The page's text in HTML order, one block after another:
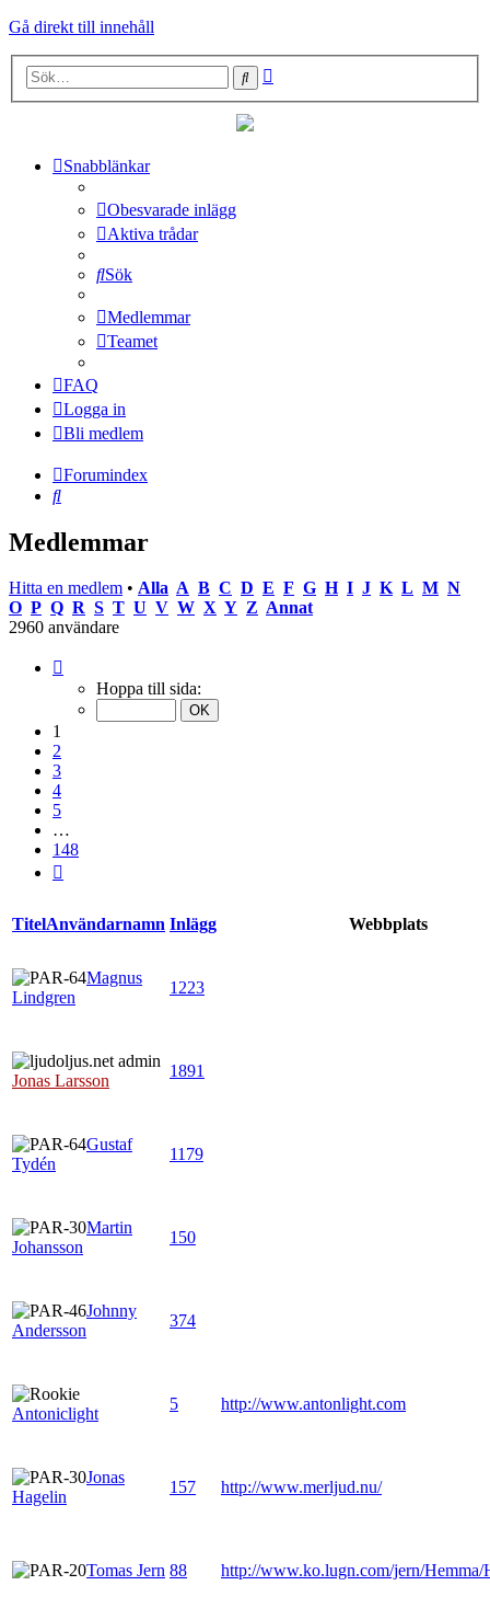
Gå direkt till innehåll
Sök
Snabblänkar
Obesvarade inlägg
Aktiva trådar
Sök
Medlemmar
Teamet
FAQ
Logga in
Bli medlem
Forumindex
Sök
Medlemmar
Hitta en medlem • Alla A B C D E F G H I J K L M N
O P Q R S T U V W X Y Z Annat
2960 användare
Hoppa till sida:
1
2
3
4
5
…
148
TitelAnvändarnamn Inlägg Webbplats
Magnus
Lindgren
1223
Jonas Larsson
1891
Gustaf
Tydén
1179
Martin
Johansson
150
Johnny
Andersson
374
Antoniclight
5 http://www.antonlight.com
Jonas
Hagelin
157 http://www.merljud.nu/
Tomas Jern 88 http://www.ko.lugn.com/jern/Hemma/